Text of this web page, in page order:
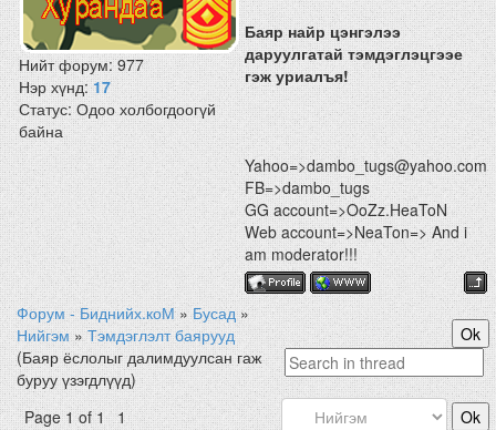
Нийт форум:977
Нэр хүнд:17
Статус:Одоо холбогдоогүй
байна
Баяр найр цэнгэлээ
даруулгатай тэмдэглэцгээе
гэж уриалъя!
Yahoo=>dambo_tugs@yahoo.com
FB=>dambo_tugs
GG account=>OoZz.HeaToN
Web account=>NeaTon=> And i
am moderator!!!
Форум - Биднийх.коМ » Бусад »
Нийгэм » Тэмдэглэлт баярууд
(Баяр ёслолыг далимдуулсан гаж
буруу үзэгдлүүд)
Page1of1
1